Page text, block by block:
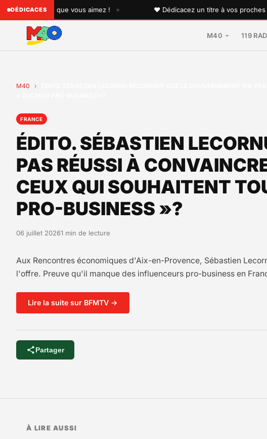
DÉDICACES
quelqu'un que vous aimez ! • ♥ Dédicacez un titre à vos proches sur
M40 119
M40 ›
FRANCE
ÉDITO. SÉBASTIEN
PAS RÉUSSI À
CEUX QUI SOUHAITENT
PRO-BUSINESS »?
06 juillet 20261 min de lecture
Aux Rencontres économiques d'Aix-en-Provence, Sébastien
l'offre. Preuve qu'il manque des influenceurs pro-business en
Lire la suite sur BFMTV →
Partager
À LIRE AUSSI